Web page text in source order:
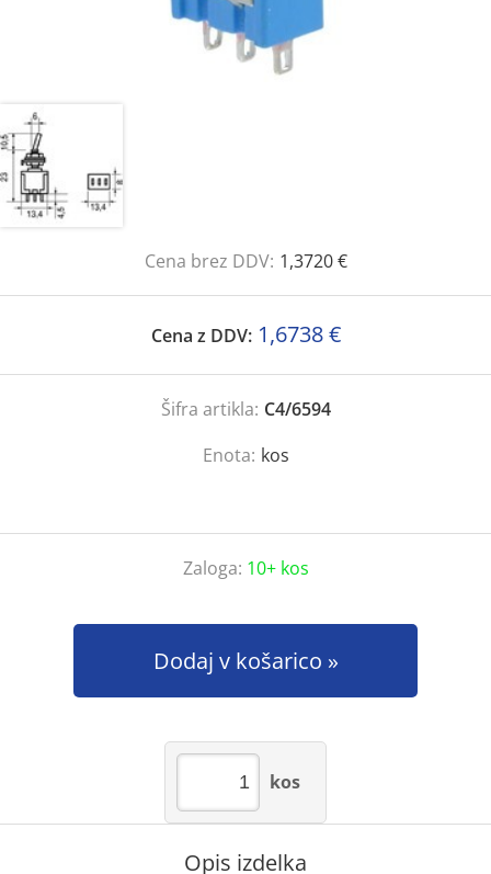
Cena brez DDV: 1,3720 €
Cena z DDV: 1,6738 €
Šifra artikla: C4/6594
Enota: kos
Zaloga: 10+ kos
Dodaj v košarico
kos
Opis izdelka